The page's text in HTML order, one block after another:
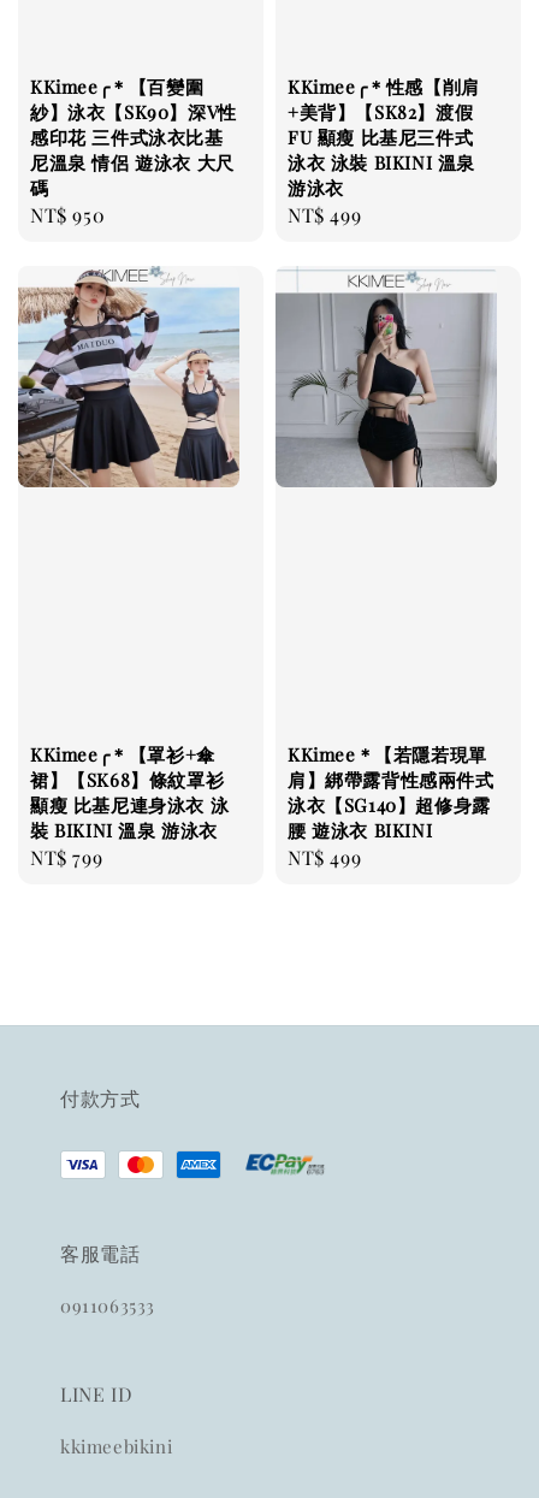
KKimee╭＊【百變圍
紗】泳衣【SK90】深V性
感印花 三件式泳衣比基
尼溫泉 情侶 遊泳衣 大尺
碼
Regular
NT$ 950
KKimee╭＊性感【削肩
+美背】【SK82】渡假
FU 顯瘦 比基尼三件式
泳衣 泳裝 BIKINI 溫泉
游泳衣
Regular
NT$ 499
KKimee╭＊【罩衫+傘
裙】【SK68】條紋罩衫
顯瘦 比基尼連身泳衣 泳
裝 BIKINI 溫泉 游泳衣
Regular
NT$ 799
KKimee＊【若隱若現單
肩】綁帶露背性感兩件式
泳衣【SG140】超修身露
腰 遊泳衣 BIKINI
Regular
NT$ 499
付款方式
客服電話
0911063533
LINE ID
kkimeebikini